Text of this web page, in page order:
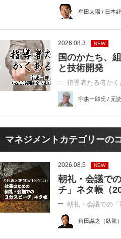
牟田太陽 / 日本
2026.08.3 NEW
国のかたち、
と技術開発
指導者たる者かく
宇惠一郎氏 / 元
マネジメントカテゴリーの
2026.08.5 NEW
朝礼・会議で
チ」ネタ帳（
朝礼・会議での
角田識之（臥龍